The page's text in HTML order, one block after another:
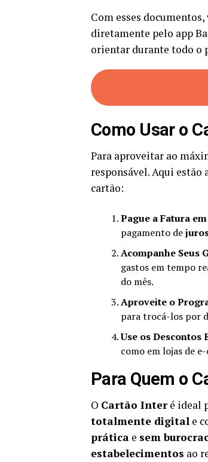
Com esses
diretamente pelo app
orientar durante todo o
Como Usar o
Para aproveitar ao
responsável. Aqui
cartão:
Pague a Fatura
pagamento de
Acompanhe Seus
gastos em tempo
do mês.
Aproveite o
para trocá-los por
Use os Descontos
como em lojas de
Para Quem o
O Cartão Interé ideal
totalmente digital e
prática e sem
estabelecimentos ao